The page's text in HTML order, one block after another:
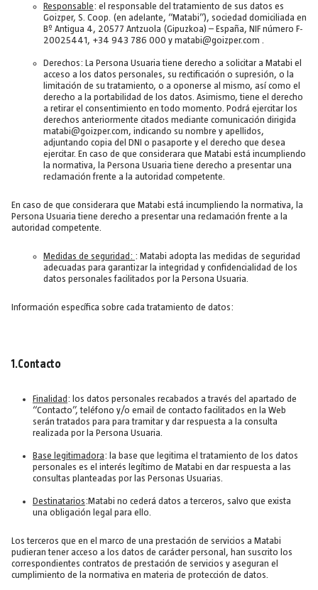
Responsable: el responsable del tratamiento de sus datos es
Goizper, S. Coop. (en adelante, “Matabi”), sociedad domiciliada en
Bº Antigua 4, 20577 Antzuola (Gipuzkoa) – España, NIF número F-
20025441, +34 943 786 000 y matabi@goizper.com .
Derechos: La Persona Usuaria tiene derecho a solicitar a Matabi el
acceso a los datos personales, su rectificación o supresión, o la
limitación de su tratamiento, o a oponerse al mismo, así como el
derecho a la portabilidad de los datos. Asimismo, tiene el derecho
a retirar el consentimiento en todo momento. Podrá ejercitar los
derechos anteriormente citados mediante comunicación dirigida
matabi@goizper.com, indicando su nombre y apellidos,
adjuntando copia del DNI o pasaporte y el derecho que desea
ejercitar. En caso de que considerara que Matabi está incumpliendo
la normativa, la Persona Usuaria tiene derecho a presentar una
reclamación frente a la autoridad competente.
En caso de que considerara que Matabi está incumpliendo la normativa, la
Persona Usuaria tiene derecho a presentar una reclamación frente a la
autoridad competente.
Medidas de seguridad: : Matabi adopta las medidas de seguridad
adecuadas para garantizar la integridad y confidencialidad de los
datos personales facilitados por la Persona Usuaria.
Información específica sobre cada tratamiento de datos:
1.Contacto
Finalidad : los datos personales recabados a través del apartado de
“Contacto”, teléfono y/o email de contacto facilitados en la Web
serán tratados para para tramitar y dar respuesta a la consulta
realizada por la Persona Usuaria.
Base legitimadora: la base que legitima el tratamiento de los datos
personales es el interés legítimo de Matabi en dar respuesta a las
consultas planteadas por las Personas Usuarias.
Destinatarios:Matabi no cederá datos a terceros, salvo que exista
una obligación legal para ello.
Los terceros que en el marco de una prestación de servicios a Matabi
pudieran tener acceso a los datos de carácter personal, han suscrito los
correspondientes contratos de prestación de servicios y aseguran el
cumplimiento de la normativa en materia de protección de datos.